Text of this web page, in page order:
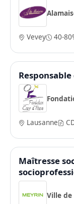
Vevey 40-
Lausanne
Maîtresse
Ville